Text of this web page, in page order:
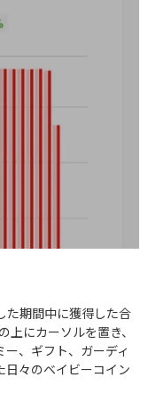
た期間中に獲得した合
にカーソルを置き、
、ギフト、ガーディ
日々のベイビーコイン